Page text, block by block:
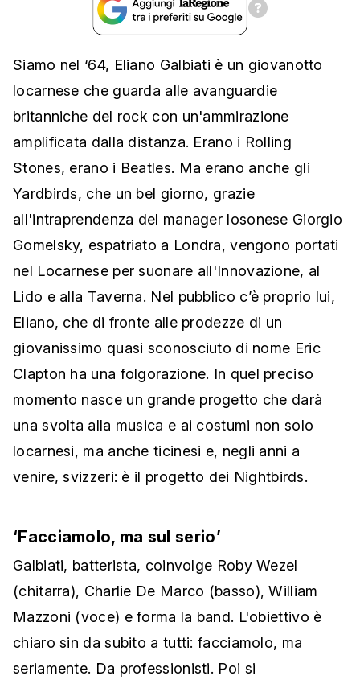
Siamo nel ‘64, Eliano Galbiati è un giovanotto
locarnese che guarda alle avanguardie
britanniche del rock con un'ammirazione
amplificata dalla distanza. Erano i Rolling
Stones, erano i Beatles. Ma erano anche gli
Yardbirds, che un bel giorno, grazie
all'intraprendenza del manager losonese Giorgio
Gomelsky, espatriato a Londra, vengono portati
nel Locarnese per suonare all'Innovazione, al
Lido e alla Taverna. Nel pubblico c’è proprio lui,
Eliano, che di fronte alle prodezze di un
giovanissimo quasi sconosciuto di nome Eric
Clapton ha una folgorazione. In quel preciso
momento nasce un grande progetto che darà
una svolta alla musica e ai costumi non solo
locarnesi, ma anche ticinesi e, negli anni a
venire, svizzeri: è il progetto dei Nightbirds.
‘Facciamolo, ma sul serio’
Galbiati, batterista, coinvolge Roby Wezel
(chitarra), Charlie De Marco (basso), William
Mazzoni (voce) e forma la band. L'obiettivo è
chiaro sin da subito a tutti: facciamolo, ma
seriamente. Da professionisti. Poi si